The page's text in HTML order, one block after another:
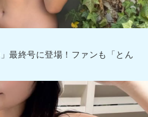
最終号に登場！ファンも「とん